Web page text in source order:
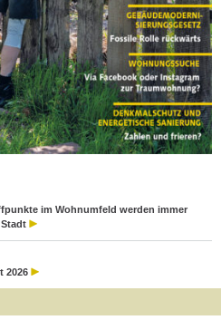
im Wohnumfeld werden immer
2026